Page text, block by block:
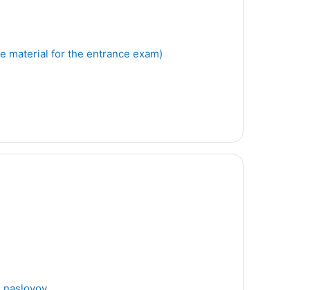
material for the entrance exam)
URL